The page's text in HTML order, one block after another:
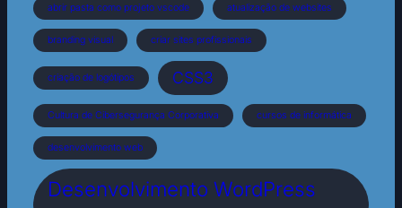
abrir pasta como projeto vscode atualização de websites
branding visual criar sites profissionais
criação de logótipos CSS3
Cultura de Cibersegurança Corporativa cursos de informática
desenvolvimento web
Desenvolvimento WordPress